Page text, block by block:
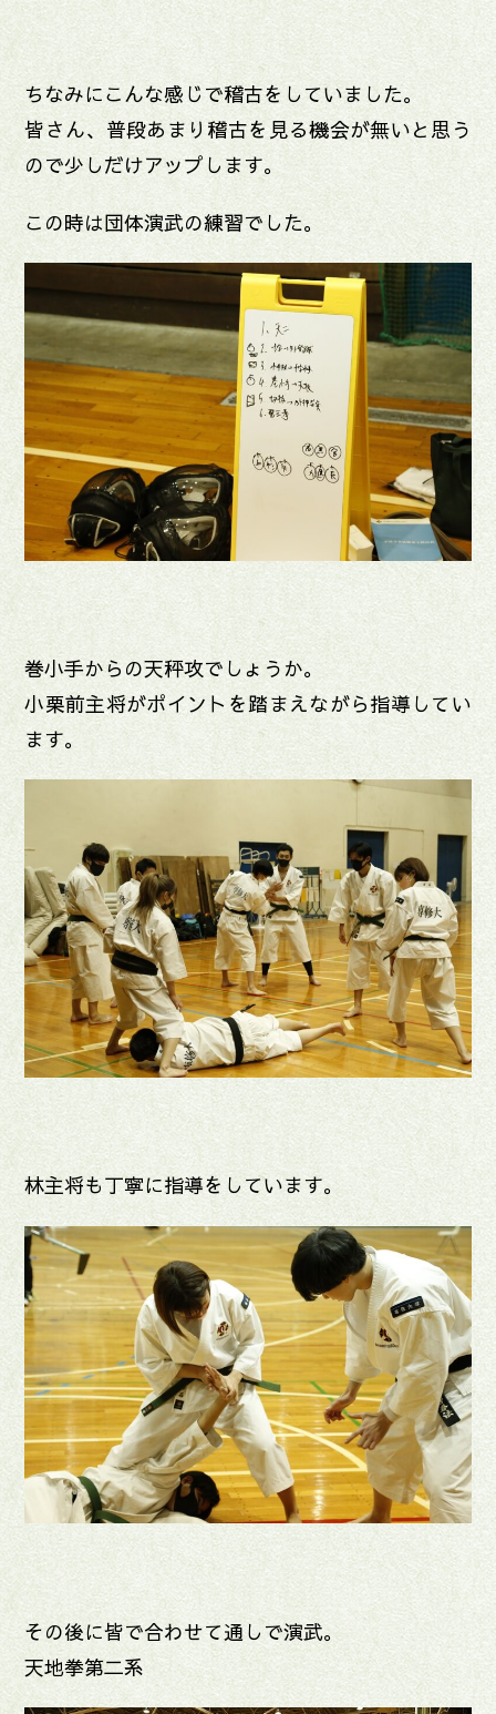
ちなみにこんな感じで稽古をしていました。
皆さん、普段あまり稽古を見る機会が無いと思う
ので少しだけアップします。
この時は団体演武の練習でした。
巻小手からの天秤攻でしょうか。
小栗前主将がポイントを踏まえながら指導してい
ます。
林主将も丁寧に指導をしています。
その後に皆で合わせて通しで演武。
天地拳第二系